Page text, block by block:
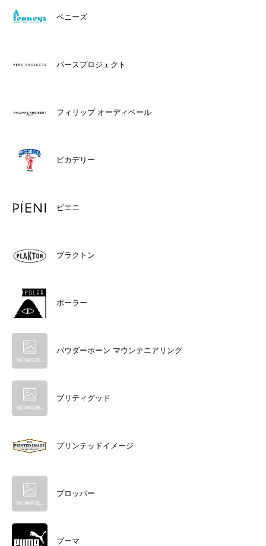
ペニーズ
パースプロジェクト
フィリップ オーディベール
ピカデリー
ピエニ
プラクトン
ポーラー
パウダーホーン マウンテニアリング
プリティグッド
プリンテッドイメージ
プロッパー
プーマ